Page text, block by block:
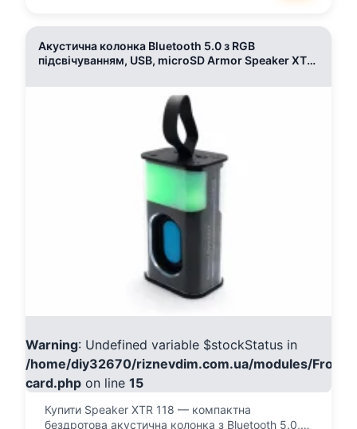
Акустична колонка Bluetooth 5.0 з RGB
підсвічуванням, USB, microSD Armor Speaker XTR
Warning: Undefined variable $stockStatus in
/home/diy32670/riznevdim.com.ua/modules/
card.php on line 15
Купити Speaker XTR 118 — компактна
бездротова акустична колонка з Bluetooth 5.0,